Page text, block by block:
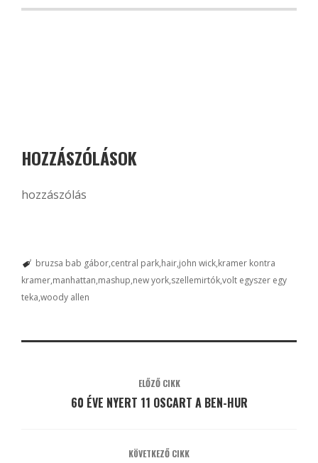
HOZZÁSZÓLÁSOK
hozzászólás
bruzsa bab gábor central park hair john wick kramer kontra
kramer manhattan mashup new york szellemirtókvolt egyszer egy
teka woody allen
ELŐZŐ CIKK
60 ÉVE NYERT 11 OSCART A BEN-HUR
KÖVETKEZŐ CIKK